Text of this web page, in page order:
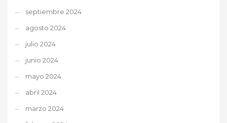
septiembre 2024
agosto 2024
julio 2024
junio 2024
mayo 2024
abril 2024
marzo 2024